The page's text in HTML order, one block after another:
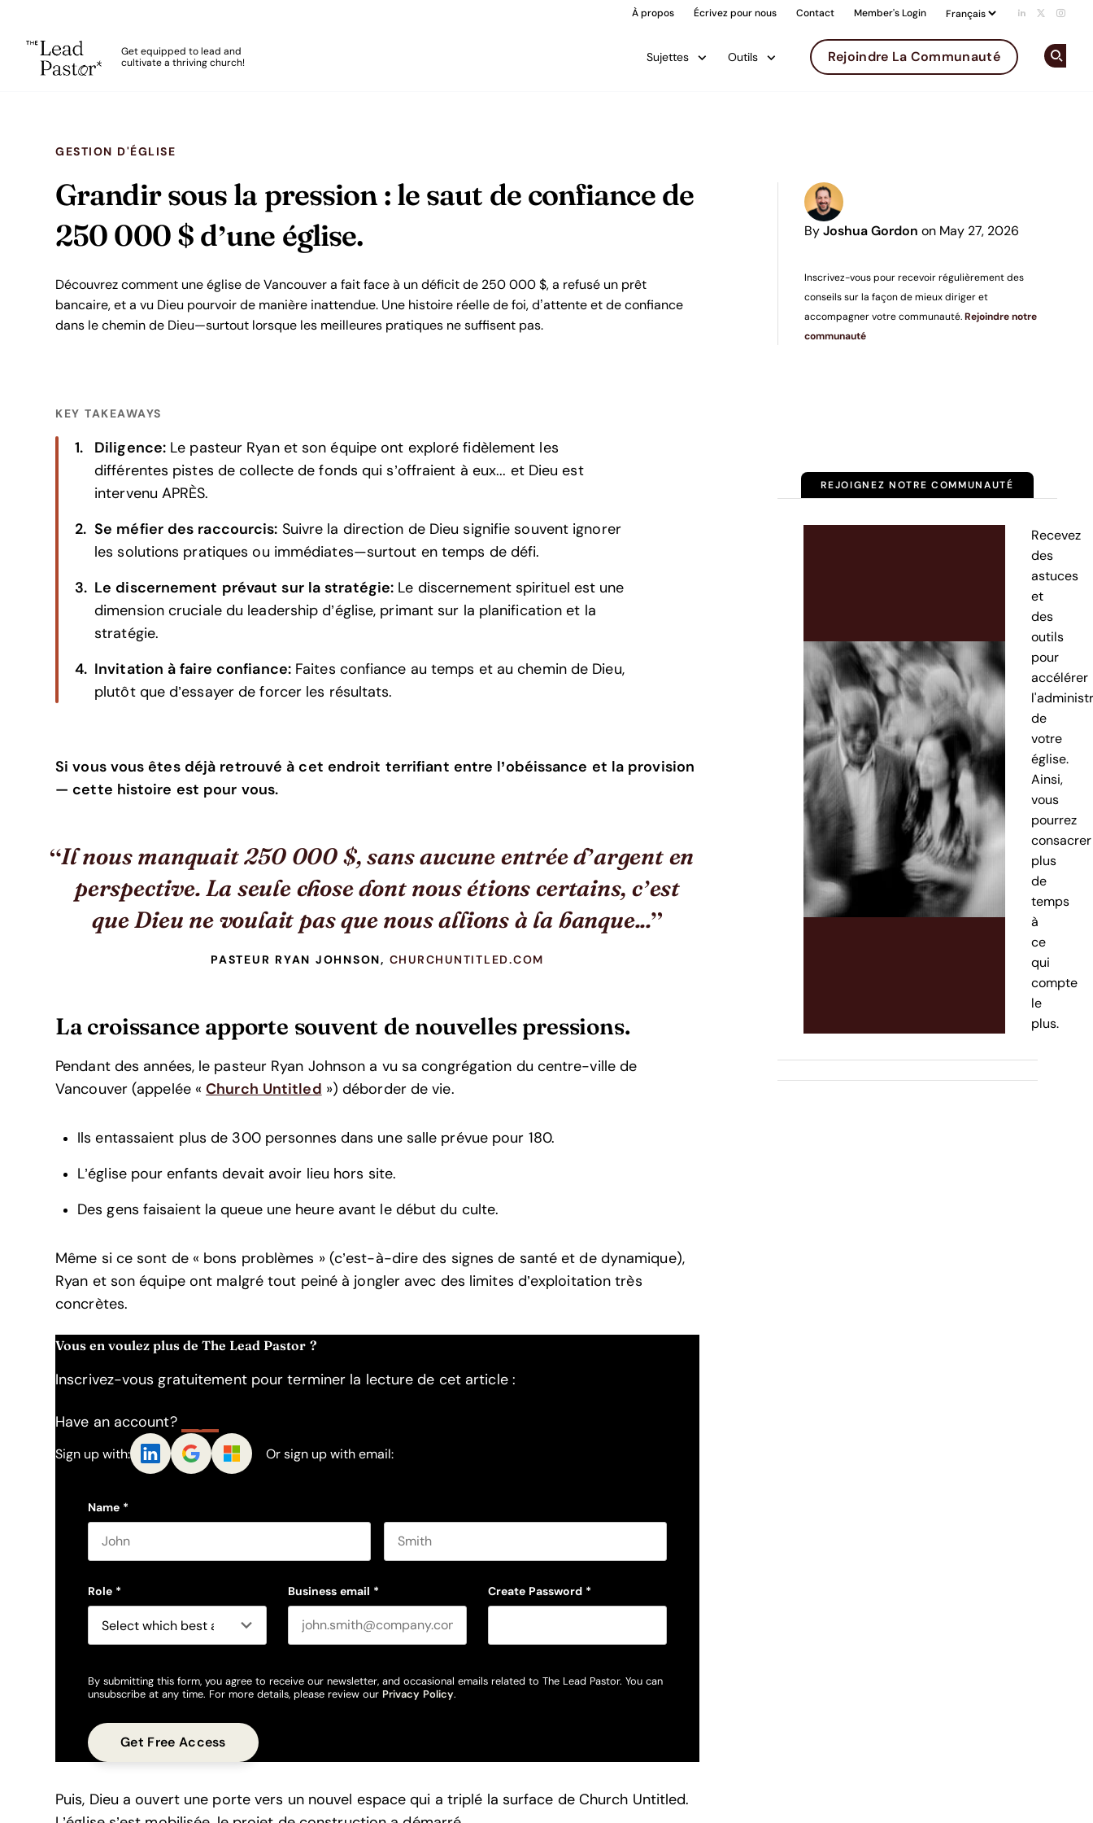
À propos Écrivez pour nous Contact Member's Login Add us on
Follow
Get equipped to lead and
cultivate a thriving church!
Sujettes Outils Rejoindre La Communauté
GESTION D'ÉGLISE
Grandir sous la pression : le saut de confiance de
250 000 $ d’une église.
By Joshua Gordon on May 27, 2026
Inscrivez-vous pour recevoir régulièrement des
conseils sur la façon de mieux diriger et
accompagner votre communauté. Rejoindre notre
communauté
Découvrez comment une église de Vancouver a fait face à un déficit de 250 000 $, a refusé un prêt
bancaire, et a vu Dieu pourvoir de manière inattendue. Une histoire réelle de foi, d’attente et de confiance
dans le chemin de Dieu—surtout lorsque les meilleures pratiques ne suffisent pas.
KEY TAKEAWAYS
Diligence: Le pasteur Ryan et son équipe ont exploré fidèlement les
différentes pistes de collecte de fonds qui s’offraient à eux... et Dieu est
intervenu APRÈS.
Se méfier des raccourcis: Suivre la direction de Dieu signifie souvent ignorer
les solutions pratiques ou immédiates—surtout en temps de défi.
Le discernement prévaut sur la stratégie: Le discernement spirituel est une
dimension cruciale du leadership d’église, primant sur la planification et la
stratégie.
Invitation à faire confiance: Faites confiance au temps et au chemin de Dieu,
plutôt que d’essayer de forcer les résultats.
Si vous vous êtes déjà retrouvé à cet endroit terrifiant entre l’obéissance et la provision
— cette histoire est pour vous.
Il nous manquait 250 000 $, sans aucune entrée d’argent en
perspective. La seule chose dont nous étions certains, c’est
que Dieu ne voulait pas que nous allions à la banque...
PASTEUR RYAN JOHNSON, CHURCHUNTITLED.COM
La croissance apporte souvent de nouvelles pressions.
Pendant des années, le pasteur Ryan Johnson a vu sa congrégation du centre-ville de
Vancouver (appelée «Church Untitled ») déborder de vie.
Ils entassaient plus de 300 personnes dans une salle prévue pour 180.
L’église pour enfants devait avoir lieu hors site.
Des gens faisaient la queue une heure avant le début du culte.
Même si ce sont de « bons problèmes » (c’est-à-dire des signes de santé et de dynamique),
Ryan et son équipe ont malgré tout peiné à jongler avec des limites d’exploitation très
concrètes.
Vous en voulez plus de The Lead Pastor ?
Inscrivez-vous gratuitement pour terminer la lecture de cet article :
Have an account?
Sign up with: Or sign up with email:
Name *
Role * Business email * Create Password *
By submitting this form, you agree to receive our newsletter, and occasional emails related to The Lead Pastor. You can
unsubscribe at any time. For more details, please review our Privacy Policy.
Puis, Dieu a ouvert une porte vers un nouvel espace qui a triplé la surface de Church Untitled.
REJOIGNEZ NOTRE COMMUNAUTÉ
Recevez
des
astuces
et
des
outils
pour
accélérer
de
votre
église.
Ainsi,
vous
pourrez
consacrer
plus
de
temps
à
ce
qui
compte
le
plus.